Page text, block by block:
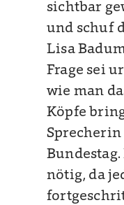
sichtbar
und schuf
Lisa
Frage sei
wie man
Köpfe
Sprecherin
nötig, da